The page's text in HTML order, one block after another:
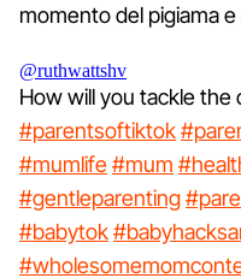
momento del pigiama
@ruthwattshv
How will you tackle the
#parentsoftiktok
#mumlife#mum
#gentleparenting
#babytok